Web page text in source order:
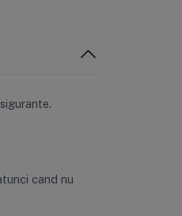
cand nu